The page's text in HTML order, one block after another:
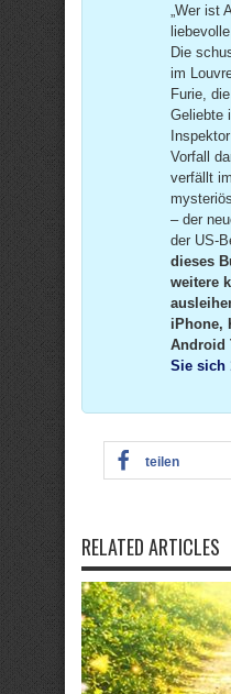
„Wer ist
Die
im
Furie,
Geliebte
Vorfall
verfällt
– der
der US-
dieses
weitere
iPhone,
Android
Sie sich
teilen
RELATED ARTICLES